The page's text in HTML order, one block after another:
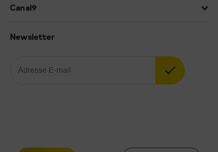
Canal9
Newsletter